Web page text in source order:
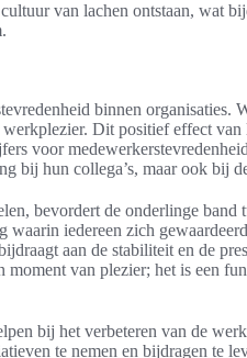
van lachen ontstaan, wat
binnen organisaties.
Dit positief effect van
voor
bij hun collega’s, maar ook bij
bevordert de onderlinge band
iedereen zich
aan de stabiliteit en de
van plezier; het is een
bij het verbeteren van de
te nemen en bijdragen te